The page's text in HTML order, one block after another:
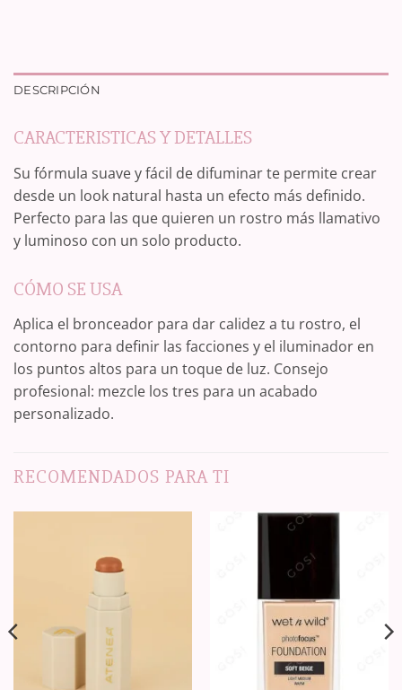
DESCRIPCIÓN
CARACTERISTICAS Y DETALLES
Su fórmula suave y fácil de difuminar te permite crear
desde un look natural hasta un efecto más definido.
Perfecto para las que quieren un rostro más llamativo
y luminoso con un solo producto.
CÓMO SE USA
Aplica el bronceador para dar calidez a tu rostro, el
contorno para definir las facciones y el iluminador en
los puntos altos para un toque de luz. Consejo
profesional: mezcle los tres para un acabado
personalizado.
RECOMENDADOS PARA TI